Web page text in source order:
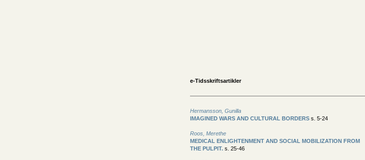
e-Tidsskriftsartikler
Hermansson, Gunilla
IMAGINED WARS AND CULTURAL BORDERS s. 5-24
Roos, Merethe
MEDICAL ENLIGHTENMENT AND SOCIAL MOBILIZATION FROM
THE PULPIT. s. 25-46